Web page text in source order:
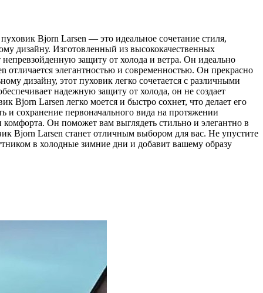
Bjorn Larsen — этo идеальное сочетание стиля,
дизайну. Изготовленный из высококачественных
защиту от холода и ветра. Он идеально
элегантностью и современностью. Он прекрасно
дизайну, этот пуховик легко сочетается с различными
надежную защиту от холода, он не создает
Bjorn Larsen легко моется и быстро сохнет, что делает его
и сохранение первоначального вида на протяжении
Он поможет вам выглядеть стильно и элегантно в
Bjorn Larsen станет отличным выбором для вас. Не упустите
в холодные зимние дни и добавит вашему образу